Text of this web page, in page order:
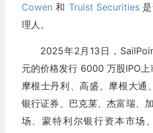
Cowen 和 Truist Securities是
理人。
2025年2月13日，
元的价格发行 6000 万股IPO上
摩根士丹利、高盛、摩根大通
银行证券、巴克莱、杰富瑞、
场、蒙特利尔银行资本市场